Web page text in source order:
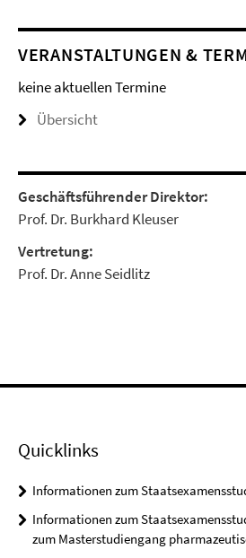
VERANSTALTUNGEN &
keine aktuellen Termine
Übersicht
Geschäftsführender Direktor:
Prof. Dr. Burkhard Kleuser
Vertretung:
Prof. Dr. Anne Seidlitz
Quicklinks
Informationen zum
Informationen zum
zum Masterstudiengang